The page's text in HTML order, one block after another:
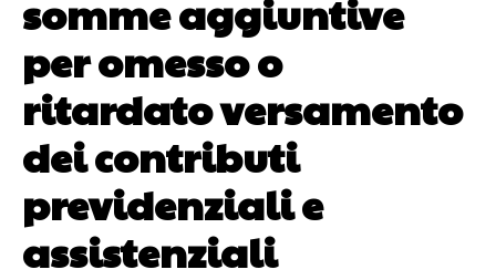
somme aggiuntive
per omesso o
ritardato versamento
dei contributi
previdenziali e
assistenziali